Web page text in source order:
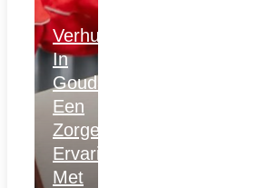
Verhuizen
In
Gouda:
Een
Zorgeloze
Ervaring
Met